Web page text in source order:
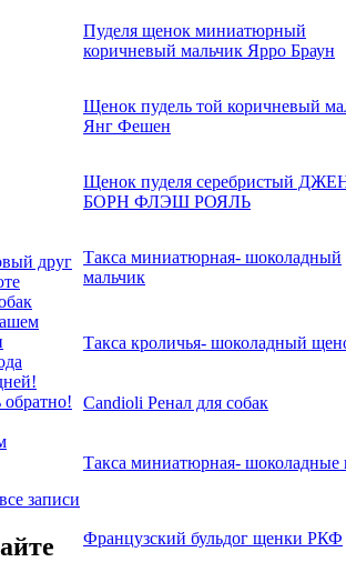
друг
обратно!
все записи
Пуделя щенок миниатюрный
коричневый мальчик Ярро Браун
Щенок пудель той коричневый
Янг Фешен
Щенок пуделя серебристый
БОРН ФЛЭШ РОЯЛЬ
Такса миниатюрная- шоколадный
мальчик
Такса кроличья- шоколадный
Candioli Ренал для собак
Такса миниатюрная-
Французский бульдог щенки РКФ